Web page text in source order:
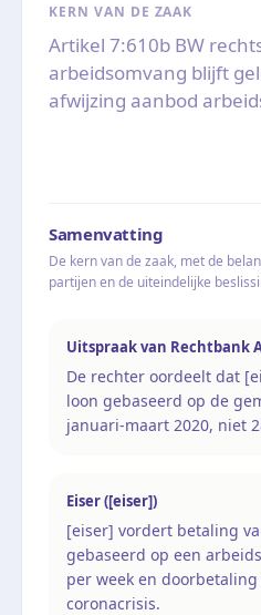
KERN VAN DE ZAAK
Artikel 7:610b BW
arbeidsomvang blijft
afwijzing aanbod
Samenvatting
De kern van de zaak, met de
partijen en de uiteindelijke
Uitspraak van Rechtbank
De rechter oordeelt dat
loon gebaseerd op de
januari-maart 2020, niet
Eiser ([eiser])
[eiser] vordert betaling
gebaseerd op een
per week en
coronacrisis.